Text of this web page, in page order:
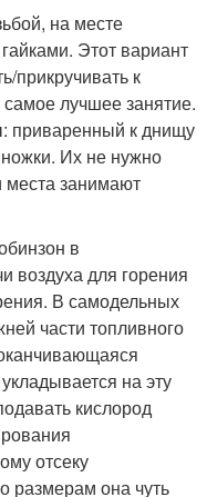
на месте
Этот вариант
прикручивать к
лучшее занятие.
приваренный к днищу
Их не нужно
места занимают
в
воздуха для горения
В самодельных
части топливного
на эту
кислород
отсеку
размерам она чуть